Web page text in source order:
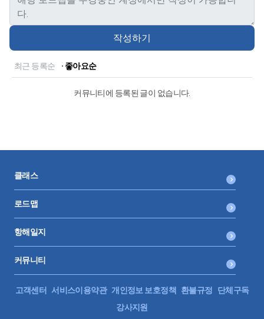
작성하기
최근 등록순 · 좋아요순
커뮤니티에 등록된 글이 없습니다.
클래스
로드맵
항해일지
커뮤니티
고객센터 서비스이용약관 개인정보 보호정책 환불규정
단체구독
강사지원